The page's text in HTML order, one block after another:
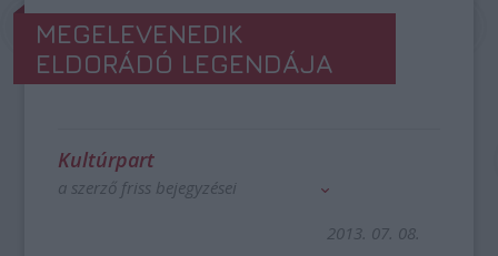
MEGELEVENEDIK
ELDORÁDÓ LEGENDÁJA
Kultúrpart
a szerző friss bejegyzései
2013. 07. 08.